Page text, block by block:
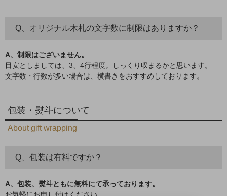
Q、オリジナル木札の文字数に制限はありますか？
A、制限はございません。
目安としましては、3、4行程度。しっくり収まるかと思います。
文字数・行数が多い場合は、横書きをおすすめしております。
包装・熨斗について
About gift wrapping
Q、包装は有料ですか？
A、包装、熨斗ともに無料にて承っております。
お気軽にお申し付けください。